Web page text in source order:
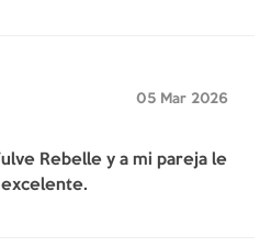
05 Mar 2026
Rebelle y a mi pareja le
excelente.